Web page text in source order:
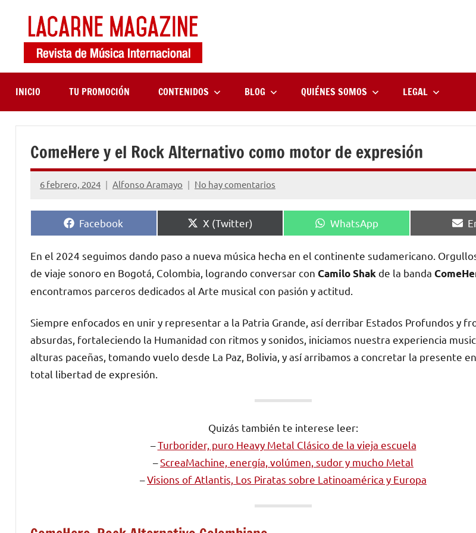
contenido
Magazine
música
internacional
INICIO TU PROMOCIÓN CONTENIDOS BLOG QUIÉNES SOMOS LEGAL
ComeHere y el Rock Alternativo como motor de expresión
6 febrero, 2024 Alfonso Aramayo No hay comentarios
Compartir
en
Facebook
Compartir
en
X (Twitter)
Compartir
en
WhatsApp
En el 2024 seguimos dando paso a nueva música hecha en el continente sudamericano.
de viaje sonoro en Bogotá, Colombia, logrando conversar con Camilo Shakde la banda
encontramos parceros dedicados al Arte musical con pasión y actitud.
Siempre enfocados en unir y representar a la Patria Grande, así derribar Estados Profundos y
absurdas, fortaleciendo la Humanidad con ritmos y sonidos, iniciamos nuestra experiencia
alturas paceñas, tomando vuelo desde La Paz, Bolivia, y así arribamos a concretar la presente
total libertad de expresión.
Quizás también te interese leer:
–Turborider, puro Heavy Metal Clásico de la vieja escuela
–ScreaMachine, energía, volúmen, sudor y mucho Metal
–Visions of Atlantis, Los Piratas sobre Latinoamérica y Europa